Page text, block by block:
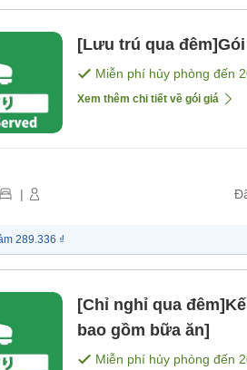
[Lưu trú qua
Miễn phí hủy phòng đến
Xem thêm chi tiết về gói giá
|
289.336 ₫
[Chỉ nghỉ qua
bao gồm bữa ăn]
Miễn phí hủy phòng đến